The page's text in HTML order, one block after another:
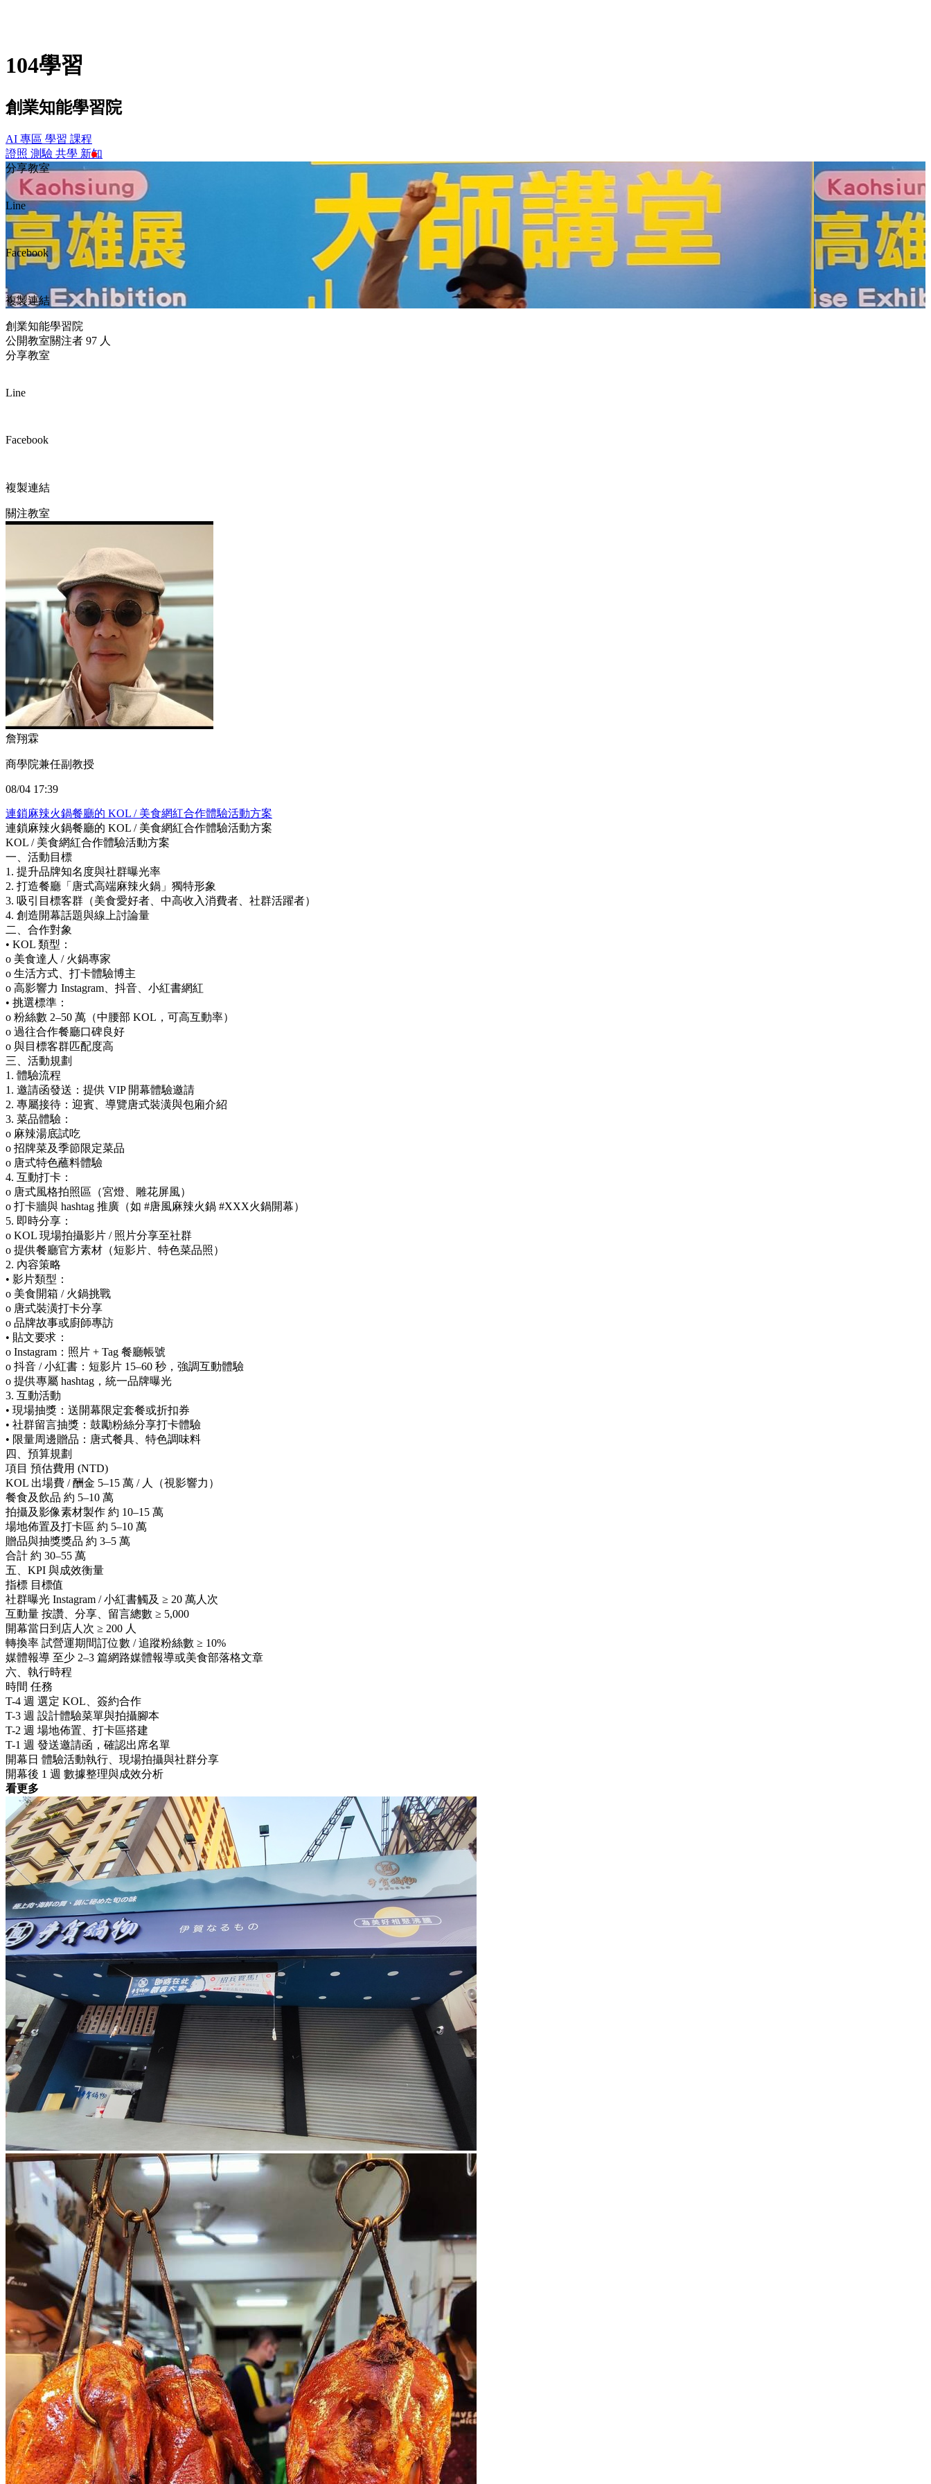
104學習
創業知能學習院
AI 專區 學習 課程
證照 測驗 共學 新知
分享教室
Line
Facebook
複製連結
創業知能學習院
公開教室關注者 97 人
分享教室
Line
Facebook
複製連結
關注教室
詹翔霖
商學院兼任副教授
08/04 17:39
連鎖麻辣火鍋餐廳的 KOL / 美食網紅合作體驗活動方案
連鎖麻辣火鍋餐廳的 KOL / 美食網紅合作體驗活動方案
KOL / 美食網紅合作體驗活動方案
一、活動目標
1. 提升品牌知名度與社群曝光率
2. 打造餐廳「唐式高端麻辣火鍋」獨特形象
3. 吸引目標客群（美食愛好者、中高收入消費者、社群活躍者）
4. 創造開幕話題與線上討論量
二、合作對象
• KOL 類型：
o 美食達人 / 火鍋專家
o 生活方式、打卡體驗博主
o 高影響力 Instagram、抖音、小紅書網紅
• 挑選標準：
o 粉絲數 2–50 萬（中腰部 KOL，可高互動率）
o 過往合作餐廳口碑良好
o 與目標客群匹配度高
三、活動規劃
1. 體驗流程
1. 邀請函發送：提供 VIP 開幕體驗邀請
2. 專屬接待：迎賓、導覽唐式裝潢與包廂介紹
3. 菜品體驗：
o 麻辣湯底試吃
o 招牌菜及季節限定菜品
o 唐式特色蘸料體驗
4. 互動打卡：
o 唐式風格拍照區（宮燈、雕花屏風）
o 打卡牆與 hashtag 推廣（如 #唐風麻辣火鍋 #XXX火鍋開幕）
5. 即時分享：
o KOL 現場拍攝影片 / 照片分享至社群
o 提供餐廳官方素材（短影片、特色菜品照）
2. 內容策略
• 影片類型：
o 美食開箱 / 火鍋挑戰
o 唐式裝潢打卡分享
o 品牌故事或廚師專訪
• 貼文要求：
o Instagram：照片 + Tag 餐廳帳號
o 抖音 / 小紅書：短影片 15–60 秒，強調互動體驗
o 提供專屬 hashtag，統一品牌曝光
3. 互動活動
• 現場抽獎：送開幕限定套餐或折扣券
• 社群留言抽獎：鼓勵粉絲分享打卡體驗
• 限量周邊贈品：唐式餐具、特色調味料
四、預算規劃
項目 預估費用 (NTD)
KOL 出場費 / 酬金 5–15 萬 / 人（視影響力）
餐食及飲品 約 5–10 萬
拍攝及影像素材製作 約 10–15 萬
場地佈置及打卡區 約 5–10 萬
贈品與抽獎獎品 約 3–5 萬
合計 約 30–55 萬
五、KPI 與成效衡量
指標 目標值
社群曝光 Instagram / 小紅書觸及 ≥ 20 萬人次
互動量 按讚、分享、留言總數 ≥ 5,000
開幕當日到店人次 ≥ 200 人
轉換率 試營運期間訂位數 / 追蹤粉絲數 ≥ 10%
媒體報導 至少 2–3 篇網路媒體報導或美食部落格文章
六、執行時程
時間 任務
T-4 週 選定 KOL、簽約合作
T-3 週 設計體驗菜單與拍攝腳本
T-2 週 場地佈置、打卡區搭建
T-1 週 發送邀請函，確認出席名單
開幕日 體驗活動執行、現場拍攝與社群分享
開幕後 1 週 數據整理與成效分析
看更多